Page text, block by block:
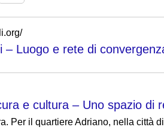
– Luogo e rete di
e cultura – Uno spazio di
Per il quartiere Adriano, nella città